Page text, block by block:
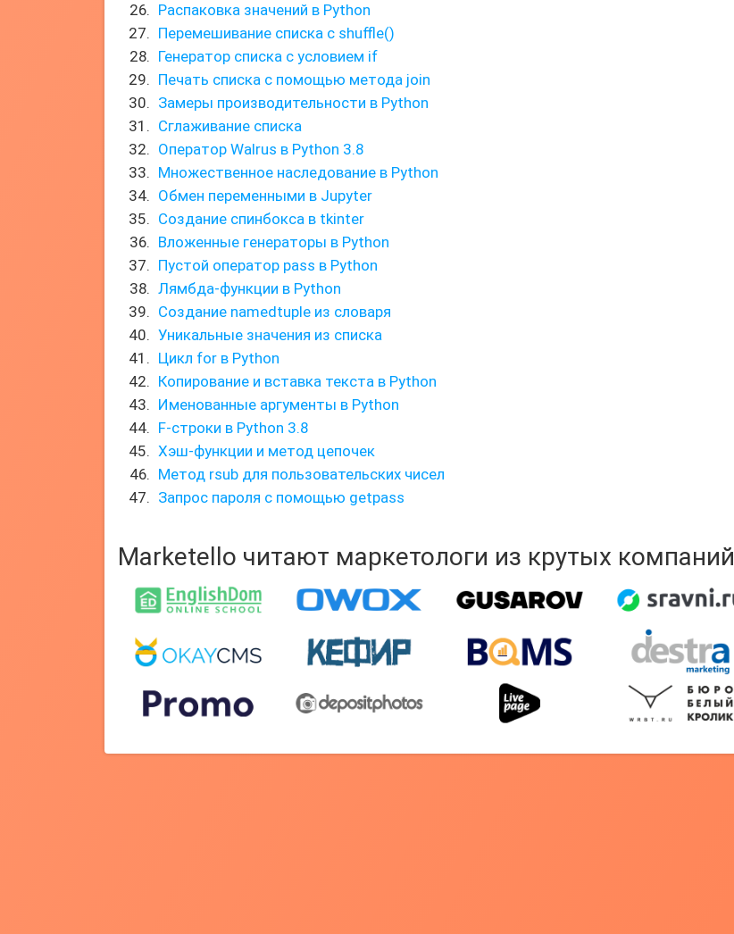
Распаковка значений в Python
Перемешивание списка с shuffle()
Генератор списка с условием if
Печать списка с помощью метода join
Замеры производительности в Python
Сглаживание списка
Оператор Walrus в Python 3.8
Множественное наследование в Python
Обмен переменными в Jupyter
Создание спинбокса в tkinter
Вложенные генераторы в Python
Пустой оператор pass в Python
Лямбда-функции в Python
Создание namedtuple из словаря
Уникальные значения из списка
Цикл for в Python
Копирование и вставка текста в Python
Именованные аргументы в Python
F-строки в Python 3.8
Хэш-функции и метод цепочек
Метод rsub для пользовательских чисел
Запрос пароля с помощью getpass
Marketello читают маркетологи из крутых компаний